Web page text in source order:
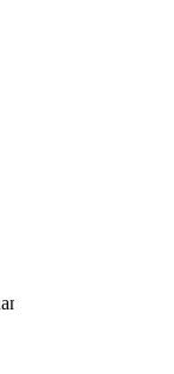
lengkap crud book